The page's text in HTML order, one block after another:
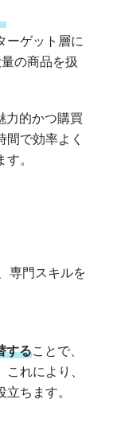
ーゲット層に
の商品を扱
力的かつ購買
で効率よく
。
専門スキルを
することで、
れにより、
立ちます。